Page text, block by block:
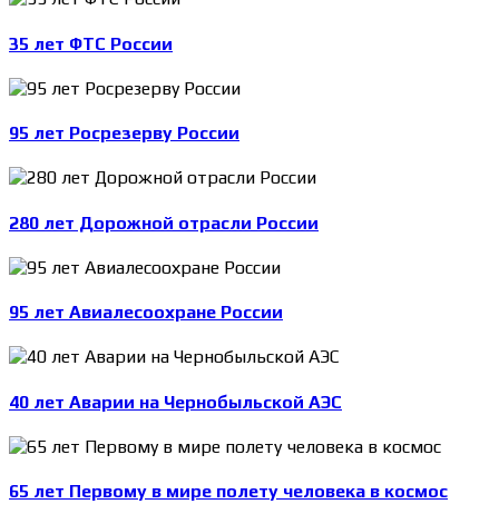
35 лет ФТС России
95 лет Росрезерву России
280 лет Дорожной отрасли России
95 лет Авиалесоохране России
40 лет Аварии на Чернобыльской АЭС
65 лет Первому в мире полету человека в космос